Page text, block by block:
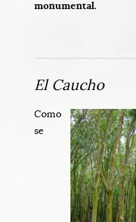
monumental.
El Caucho
Como
se